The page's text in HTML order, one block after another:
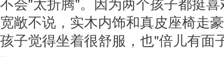
宽敞不说，实木内饰和真皮座椅走
孩子觉得坐着很舒服，也"倍儿有面